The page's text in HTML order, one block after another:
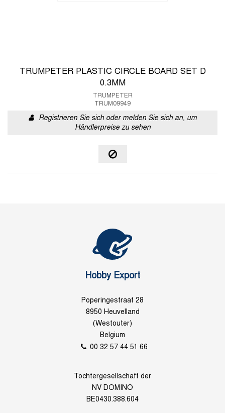
TRUMPETER PLASTIC CIRCLE BOARD SET D
0.3MM
TRUMPETER
TRUM09949
Registrieren Sie sich oder melden Sie sich an, um
Händlerpreise zu sehen
Hobby Export
Poperingestraat 28
8950 Heuvelland
(Westouter)
Belgium
00 32 57 44 51 66
Tochtergesellschaft der
NV DOMINO
BE0430.388.604